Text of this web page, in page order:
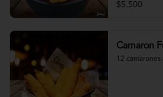
$5.500
Camaron
12 camarones